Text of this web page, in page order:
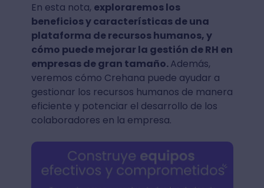
En esta nota, exploraremos los
beneficios y características de una
plataforma de recursos humanos, y
cómo puede mejorar la gestión de RH en
empresas de gran tamaño.Además,
veremos cómo Crehana puede ayudar a
gestionar los recursos humanos de manera
eficiente y potenciar el desarrollo de los
colaboradores en la empresa.